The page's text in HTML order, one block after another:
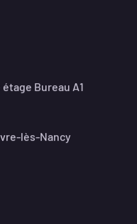
Bureau A1
lès-Nancy